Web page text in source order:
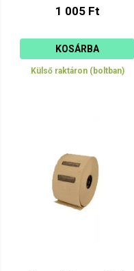
1 005 Ft
KOSÁRBA
Külső raktáron (boltban)